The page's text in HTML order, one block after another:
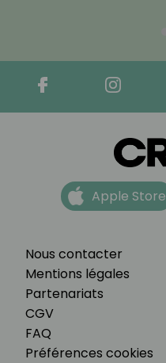
Nous contacter
Mentions légales
Partenariats
CGV
FAQ
Préférences cookies
Apple Store